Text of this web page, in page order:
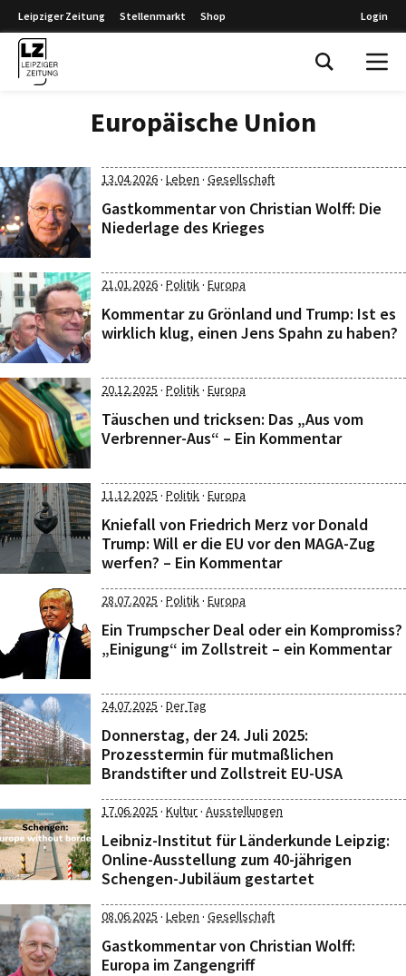
Leipziger Zeitung Stellenmarkt Shop Login
Europäische Union
13.04.2026· Leben · Gesellschaft
Gastkommentar von Christian Wolff: Die
Niederlage des Krieges
21.01.2026· Politik· Europa
Kommentar zu Grönland und Trump: Ist es
wirklich klug, einen Jens Spahn zu haben?
20.12.2025 · Politik· Europa
Täuschen und tricksen: Das „Aus vom
Verbrenner-Aus“ – Ein Kommentar
11.12.2025 · Politik· Europa
Kniefall von Friedrich Merz vor Donald
Trump: Will er die EU vor den MAGA-Zug
werfen? – Ein Kommentar
28.07.2025 · Politik· Europa
Ein Trumpscher Deal oder ein Kompromiss?
„Einigung“ im Zollstreit – ein Kommentar
24.07.2025 · Der Tag
Donnerstag, der 24. Juli 2025:
Prozesstermin für mutmaßlichen
Brandstifter und Zollstreit EU-USA
17.06.2025 · Kultur· Ausstellungen
Leibniz-Institut für Länderkunde Leipzig:
Online-Ausstellung zum 40-jährigen
Schengen-Jubiläum gestartet
08.06.2025 · Leben · Gesellschaft
Gastkommentar von Christian Wolff:
Europa im Zangengriff